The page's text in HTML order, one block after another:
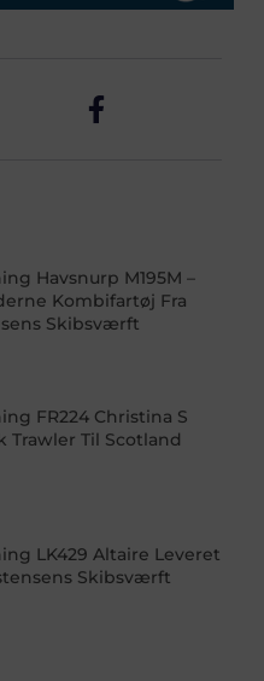
Havsnurp M195M –
Kombifartøj Fra
Skibsværft
FR224 Christina S
Trawler Til Scotland
LK429 Altaire Leveret
Skibsværft